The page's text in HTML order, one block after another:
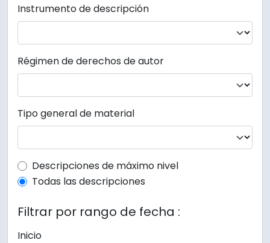
Instrumento de descripción
Régimen de derechos de autor
Tipo general de material
Top-level description filter
Descripciones de máximo nivel
Todas las descripciones
Filtrar por rango de fecha :
Inicio